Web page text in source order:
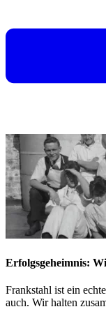
Erfolgsgeheimnis:
Frankstahl ist ein
auch. Wir halten